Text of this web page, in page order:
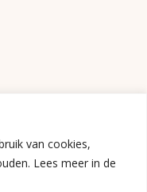
van cookies,
Lees meer in de